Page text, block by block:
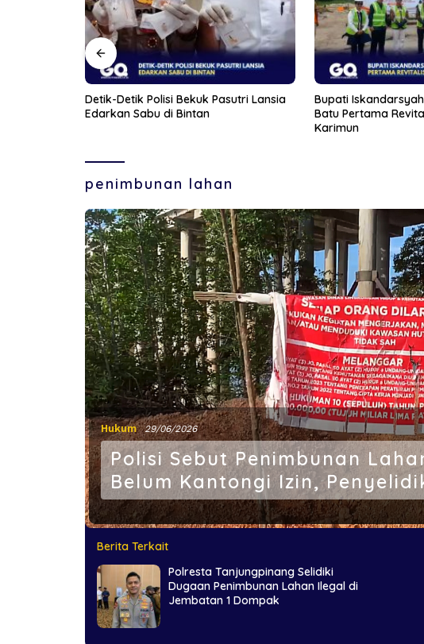
Bupati Iskandarsyah Hadiri Peletakan
Batu Pertama Revitalisasi Gedung BPS
Polsek Lubu Baja
Tersangka Narkoba
Cartridge Vape
penimbunan lahan
Hukum 29/06/2026
Polisi Sebut Penimbunan
Belum Kantongi Izin,
Berita Terkait
Polresta Tanjungpinang Selidiki
Dugaan Penimbunan Lahan Ilegal di
Jembatan 1 Dompak